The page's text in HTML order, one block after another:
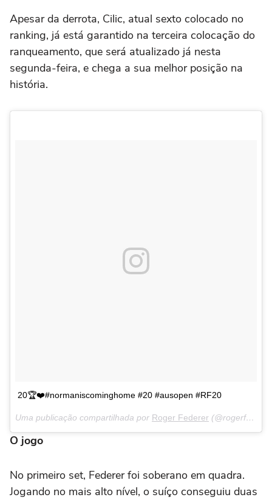
Apesar da derrota, Cilic, atual sexto colocado no
ranking, já está garantido na terceira colocação do
ranqueamento, que será atualizado já nesta
segunda-feira, e chega a sua melhor posição na
história.
20🏆❤️#normaniscominghome #20 #ausopen #RF20
Uma publicação compartilhada por Roger Federer (@rogerfederer) em
O jogo
No primeiro set, Federer foi soberano em quadra.
Jogando no mais alto nível, o suíço conseguiu duas